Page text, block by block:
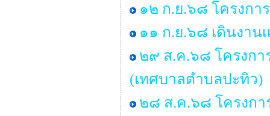
๑๒ ก.ย.๖๘ โครงกา
๑๑ ก.ย.๖๘ เดินงาน
๒๙ ส.ค.๖๘ โครงกา
(เทศบาลตำบลปะทิว)
๒๘ ส.ค.๖๘ โครงก